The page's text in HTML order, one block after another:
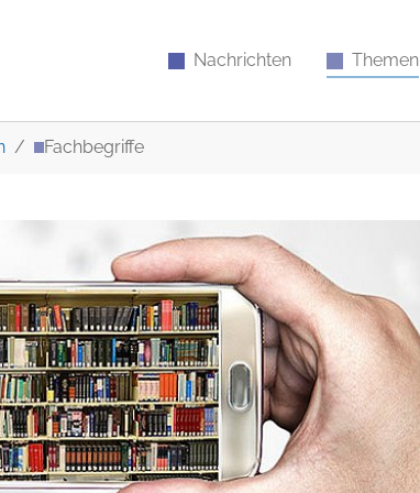
Nachrichten Themen
Fachbegriffe